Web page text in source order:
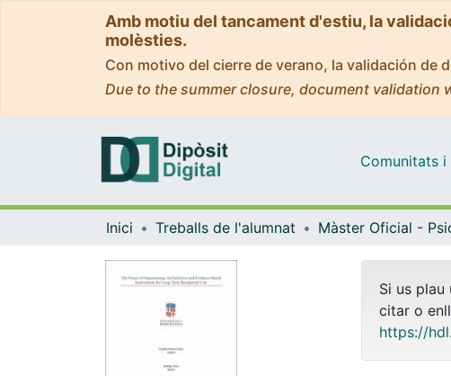
Amb motiu del tancament d'estiu, la
molèsties.
Con motivo del cierre de verano, la validación de
Due to the summer closure, document validation
Comunitats i
Inici Treballs de l'alumnat
Si us
citar o
https://